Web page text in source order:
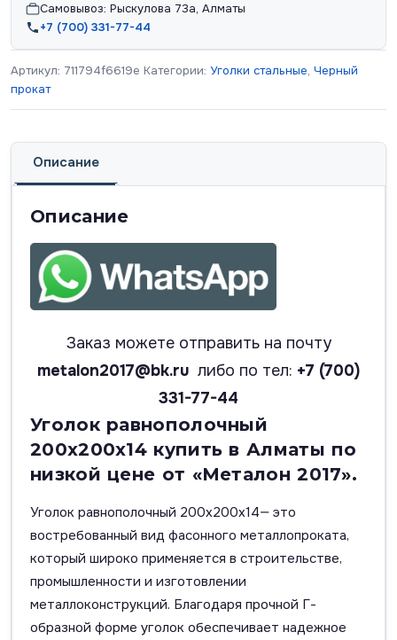
Самовывоз: Рыскулова 73а, Алматы
+7 (700) 331-77-44
Артикул: 711794f6619e Категории: Уголки стальные, Черный
прокат
Описание
Описание
Заказ можете отправить на почту
metalon2017@bk.ru либо по тел: +7 (700)
331-77-44
Уголок равнополочный
200х200х14 купить в Алматы по
низкой цене от «Металон 2017».
Уголок равнополочный 200х200х14— это
востребованный вид фасонного металлопроката,
который широко применяется в строительстве,
промышленности и изготовлении
металлоконструкций. Благодаря прочной Г-
образной форме уголок обеспечивает надежное